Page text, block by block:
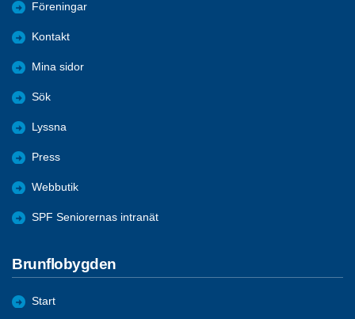
Föreningar
Kontakt
Mina sidor
Sök
Lyssna
Press
Webbutik
SPF Seniorernas intranät
Brunflobygden
Start